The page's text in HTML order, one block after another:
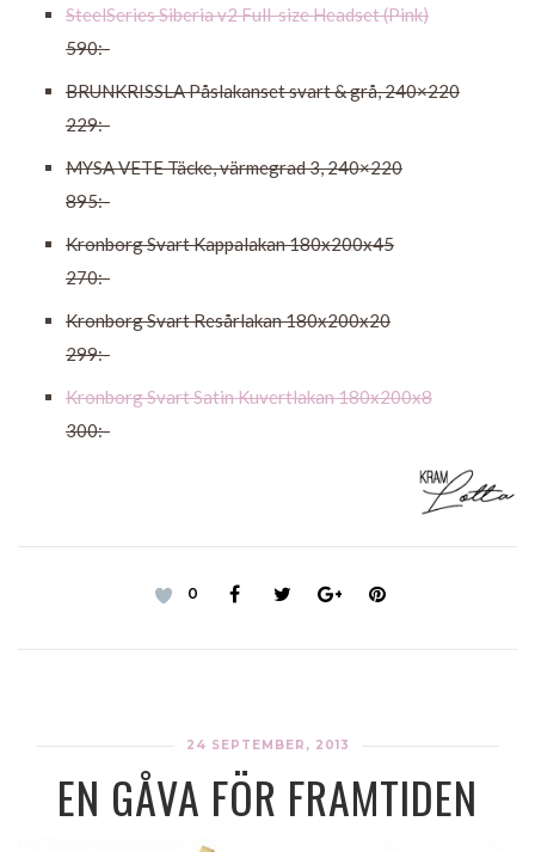
SteelSeries Siberia v2 Full-size Headset (Pink)
590:-
BRUNKRISSLA Påslakanset svart & grå, 240×220
229:-
MYSA VETE Täcke, värmegrad 3, 240×220
895:-
Kronborg Svart Kappalakan 180x200x45
270:-
Kronborg Svart Resårlakan 180x200x20
299:-
Kronborg Svart Satin Kuvertlakan 180x200x8
300:-
0
24 SEPTEMBER, 2013
EN GÅVA FÖR FRAMTIDEN